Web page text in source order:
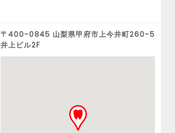
〒400-0845 山梨県甲府市上今井町260-5
井上ビル2F